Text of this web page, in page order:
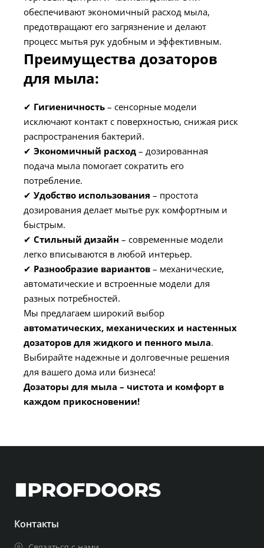
обеспечивают экономичный расход мыла,
предотвращают его загрязнение и делают
процесс мытья рук удобным и эффективным.
Преимущества дозаторов
для мыла:
✔ Гигиеничность – сенсорные модели
исключают контакт с поверхностью, снижая риск
распространения бактерий.
✔ Экономичный расход – дозированная
подача мыла помогает сократить его
потребление.
✔ Удобство использования – простота
дозирования делает мытье рук комфортным и
быстрым.
✔ Стильный дизайн – современные модели
легко вписываются в любой интерьер.
✔ Разнообразие вариантов – механические,
автоматические и встроенные модели для
разных потребностей.
Мы предлагаем широкий выбор
автоматических, механических и настенных
дозаторов для жидкого и пенного мыла.
Выбирайте надежные и долговечные решения
для вашего дома или бизнеса!
Дозаторы для мыла – чистота и комфорт в
каждом прикосновении!
Контакты